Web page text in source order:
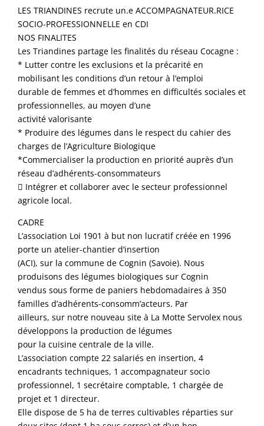
LES TRIANDINES recrute un.e ACCOMPAGNATEUR.RICE
SOCIO-PROFESSIONNELLE en CDI
NOS FINALITES
Les Triandines partage les finalités du réseau Cocagne :
* Lutter contre les exclusions et la précarité en
mobilisant les conditions d’un retour à l’emploi
durable de femmes et d’hommes en difficultés sociales et
professionnelles, au moyen d’une
activité valorisante
* Produire des légumes dans le respect du cahier des
charges de l’Agriculture Biologique
*Commercialiser la production en priorité auprès d’un
réseau d’adhérents-consommateurs
 Intégrer et collaborer avec le secteur professionnel
agricole local.
CADRE
L’association Loi 1901 à but non lucratif créée en 1996
porte un atelier-chantier d’insertion
(ACI), sur la commune de Cognin (Savoie). Nous
produisons des légumes biologiques sur Cognin
vendus sous forme de paniers hebdomadaires à 350
familles d’adhérents-consomm’acteurs. Par
ailleurs, sur notre nouveau site à La Motte Servolex nous
développons la production de légumes
pour la cuisine centrale de la ville.
L’association compte 22 salariés en insertion, 4
encadrants techniques, 1 accompagnateur socio
professionnel, 1 secrétaire comptable, 1 chargée de
projet et 1 directeur.
Elle dispose de 5 ha de terres cultivables réparties sur